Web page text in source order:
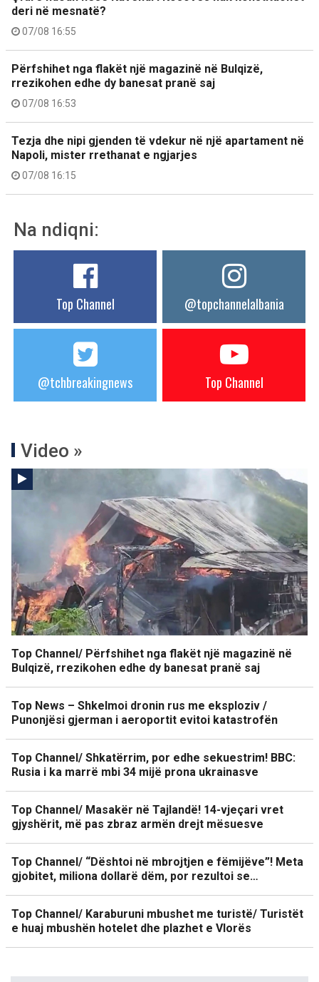
deri në mesnatë?
07/08 16:55
Përfshihet nga flakët një magazinë në Bulqizë,
rrezikohen edhe dy banesat pranë saj
07/08 16:53
Tezja dhe nipi gjenden të vdekur në një apartament në
Napoli, mister rrethanat e ngjarjes
07/08 16:15
Na ndiqni:
Top Channel @topchannelalbania
@tchbreakingnews Top Channel
Video »
Top Channel/ Përfshihet nga flakët një magazinë në
Bulqizë, rrezikohen edhe dy banesat pranë saj
Top News – Shkelmoi dronin rus me eksploziv /
Punonjësi gjerman i aeroportit evitoi katastrofën
Top Channel/ Shkatërrim, por edhe sekuestrim! BBC:
Rusia i ka marrë mbi 34 mijë prona ukrainasve
Top Channel/ Masakër në Tajlandë! 14-vjeçari vret
gjyshërit, më pas zbraz armën drejt mësuesve
Top Channel/ “Dështoi në mbrojtjen e fëmijëve”! Meta
gjobitet, miliona dollarë dëm, por rezultoi se…
Top Channel/ Karaburuni mbushet me turistë/ Turistët
e huaj mbushën hotelet dhe plazhet e Vlorës